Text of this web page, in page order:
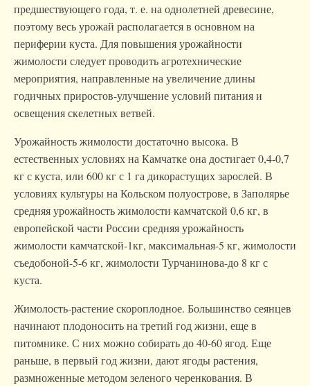
предшествующего года, т. е. на однолетней древесине,
поэтому весь урожай располагается в основном на
периферии куста. Для повышения урожайности
жимолости следует проводить агротехнические
мероприятия, направленные на увеличение длины
годичных приростов-улучшение условий питания и
освещения скелетных ветвей.
Урожайность жимолости достаточно высока. В
естественных условиях на Камчатке она достигает 0,4-0,7
кг с куста, или 600 кг с 1 га дикорастущих зарослей. В
условиях культуры на Кольском полуострове, в Заполярье
средняя урожайность жимолости камчатской 0,6 кг, в
европейской части России средняя урожайность
жимолости камчатской-1кг, максимальная-5 кг, жимолости
съедобоной-5-6 кг, жимолости Турчанинова-до 8 кг с
куста.
Жимолость-растение скороплодное. Большинство сеянцев
начинают плодоносить на третий год жизни, еще в
питомнике. С них можно собирать до 40-60 ягод. Еще
раньше, в первый год жизни, дают ягоды растения,
размноженные методом зеленого черенкования. В